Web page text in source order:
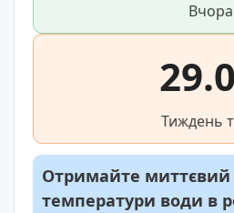
Вчора
29.0
Тиждень
Отримайте миттєвий
температури води в